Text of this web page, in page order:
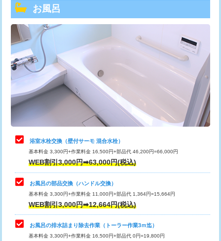
トーラー機使用/3mまで
追加トーラー機使用/3m超え
カメラ調査 33,000円
桝清掃 8,800円
止水・漏水調査・防水処理・清掃・修
理・調整・分解・加工など（軽作業）
止水・漏水調査・防水処理・清掃・修
理・調整・分解・加工など（中作業）
22,000円
止水・漏水調査・防水処理・清掃・修
理・調整・分解・加工など（重作業）
33,000円
トイレタンク脱着
トイレ便器脱着
タンクレストイレ脱着 33,000円
お風呂
浴室水栓交換（壁付サーモ 混合水栓）
基本料金 3,300円+作業料金 16,500円+部品代 46,200円=66,000円
WEB割引3,000円➡63,000円(税込)
お風呂の部品交換（ハンドル交換）
基本料金 3,300円+作業料金 11,000円+部品代 1,364円=15,664円
WEB割引3,000円➡12,664円(税込)
お風呂の排水詰まり除去作業（トーラー作業3ｍ迄）
基本料金 3,300円+作業料金 16,500円+部品代 0円=19,800円